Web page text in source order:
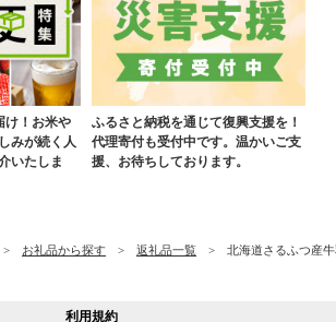
け！お米や
みが続く人
いたしま
ふるさと納税を通じて復興支援を！
代理寄付も受付中です。温かいご支
援、お待ちしております。
お礼品から探す 返礼品一覧 北海道さるふつ産
利用規約